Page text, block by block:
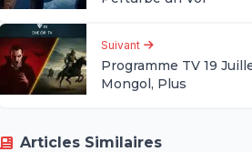
Suivant
Programme TV 19
Mongol, Plus
Articles Similaires